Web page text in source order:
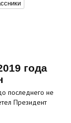
года
последнего не
Президент